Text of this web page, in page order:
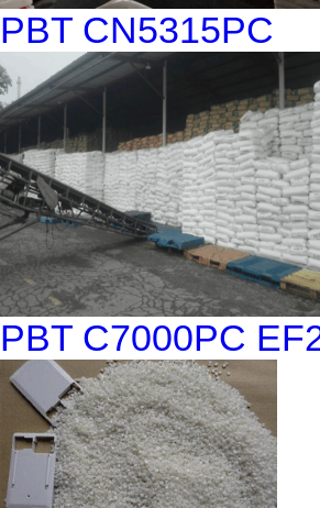
PBT CN5315PC
PBT C7000PC